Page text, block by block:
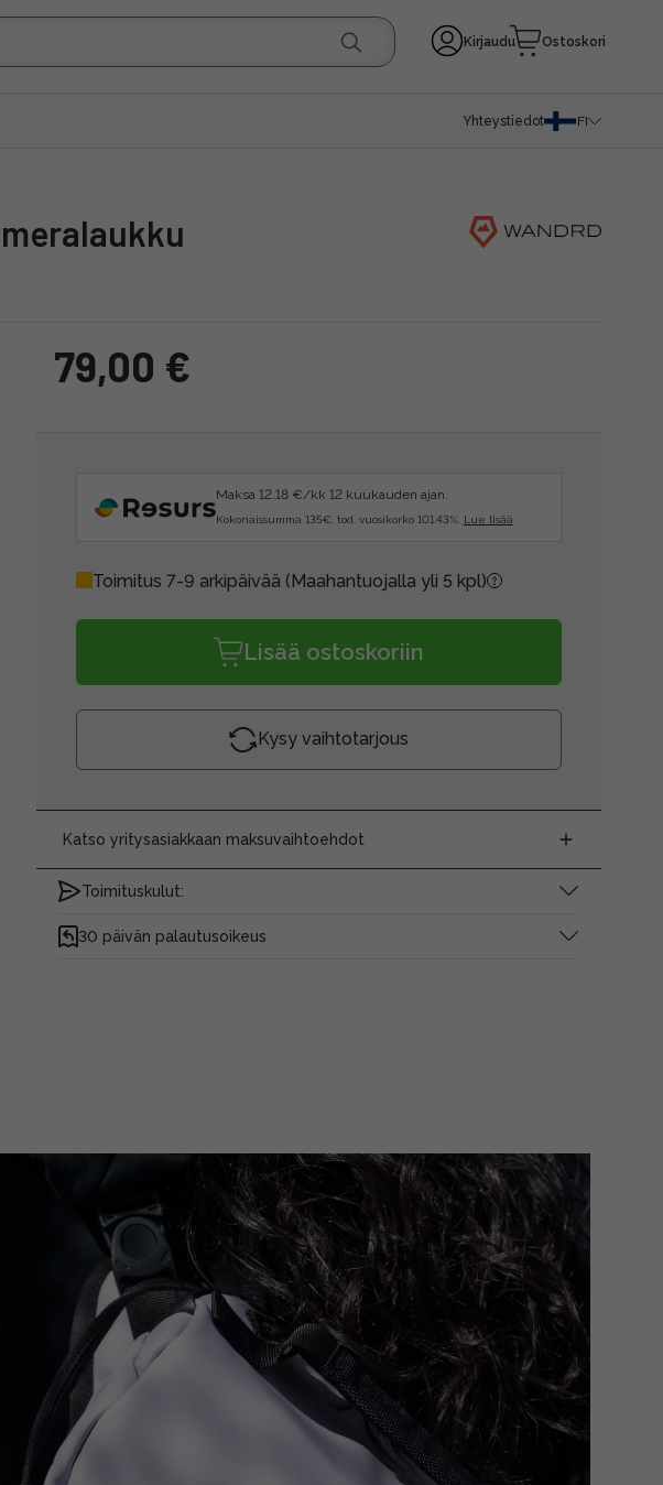
Kirjaudu Ostoskori
Yhteystiedot FI
79,00 €
Maksa 12.18 €/kk 12 kuukauden ajan.
Kokonaissumma 135€, tod. vuosikorko 101.43%. Lue lisää
Toimitus 7-9 arkipäivää (Maahantuojalla yli 5 kpl)
Lisää ostoskoriin
Kysy vaihtotarjous
Katso yritysasiakkaan maksuvaihtoehdot
Toimituskulut:
30 päivän palautusoikeus